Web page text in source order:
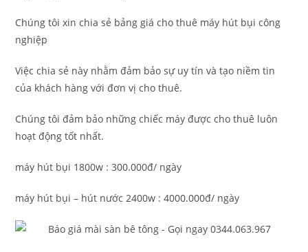
Chúng tôi xin chia sẻ bảng giá cho thuê máy hút bụi công
nghiệp
Việc chia sẻ này nhằm đảm bảo sự uy tín và tạo niềm tin
của khách hàng với đơn vị cho thuê.
Chúng tôi đảm bảo những chiếc máy được cho thuê luôn
hoạt động tốt nhất.
máy hút bụi 1800w : 300.000đ/ ngày
máy hút bụi – hút nước 2400w : 4000.000đ/ ngày